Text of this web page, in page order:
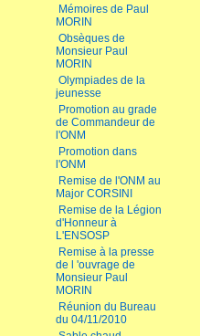
Mémoires de Paul
MORIN
Obsèques de
Monsieur Paul
MORIN
Olympiades de la
jeunesse
Promotion au grade
de Commandeur de
l'ONM
Promotion dans
l'ONM
Remise de l'ONM au
Major CORSINI
Remise de la Légion
d'Honneur à
L'ENSOSP
Remise à la presse
de l 'ouvrage de
Monsieur Paul
MORIN
Réunion du Bureau
du 04/11/2010